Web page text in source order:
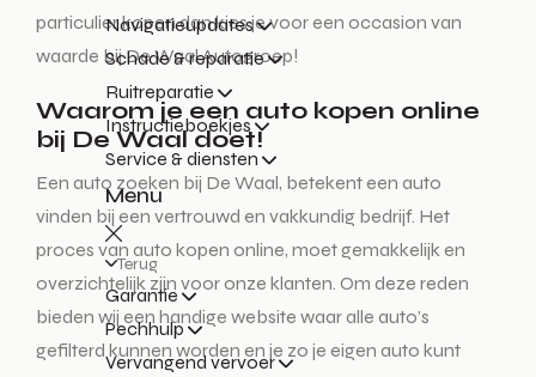
Navigatieupdates
Schade & reparatie
Ruitreparatie
Instructieboekjes
Service & diensten
Menu
Terug
Garantie
Pechhulp
Vervangend vervoer
particulier kopen dan kies je voor een occasion van
waarde bij De Waal Autogroep!
Waarom je een auto kopen online
bij De Waal doet!
Een auto zoeken bij De Waal, betekent een auto
vinden bij een vertrouwd en vakkundig bedrijf. Het
proces van auto kopen online, moet gemakkelijk en
overzichtelijk zijn voor onze klanten. Om deze reden
bieden wij een handige website waar alle auto’s
gefilterd kunnen worden en je zo je eigen auto kunt